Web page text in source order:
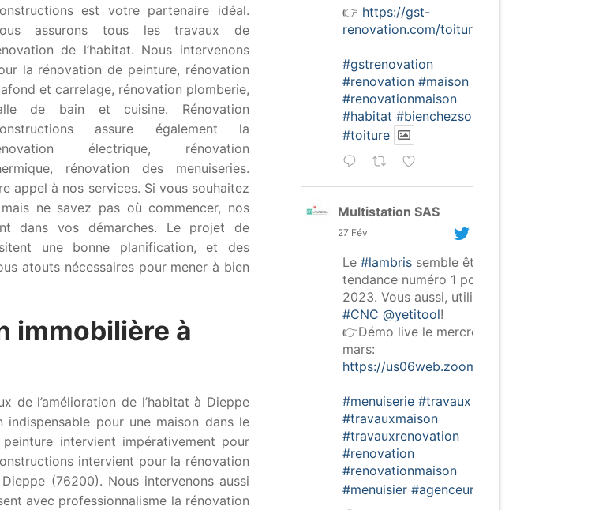
est votre partenaire idéal.
assurons tous les travaux de
de l’habitat. Nous intervenons
la rénovation de peinture, rénovation
et carrelage, rénovation plomberie,
de bain et cuisine. Rénovation
assure également la
électrique, rénovation
rénovation des menuiseries.
appel à nos services. Si vous souhaitez
ne savez pas où commencer, nos
dans vos démarches. Le projet de
une bonne planification, et des
atouts nécessaires pour mener à bien
immobilière à
de l’amélioration de l’habitat à Dieppe
pour une maison dans le
intervient impérativement pour
intervient pour la rénovation
(76200). Nous intervenons aussi
avec professionnalisme la rénovation
👉 https://gst-
renovation.com/toiture/
#gstrenovation
#renovation #maison
#renovationmaison
#habitat #bienchezsoi
#toiture
Multistation SAS
27 Fév
Le #lambris semble être la
tendance numéro 1 pour
2023. Vous aussi, utilisez la
#CNC @yetitool!
👉Démo live le mercredi 15
mars:
https://us06web.zoom.us/webinar/
#menuiserie #travaux
#travauxmaison
#travauxrenovation
#renovation
#renovationmaison
#menuisier #agenceur